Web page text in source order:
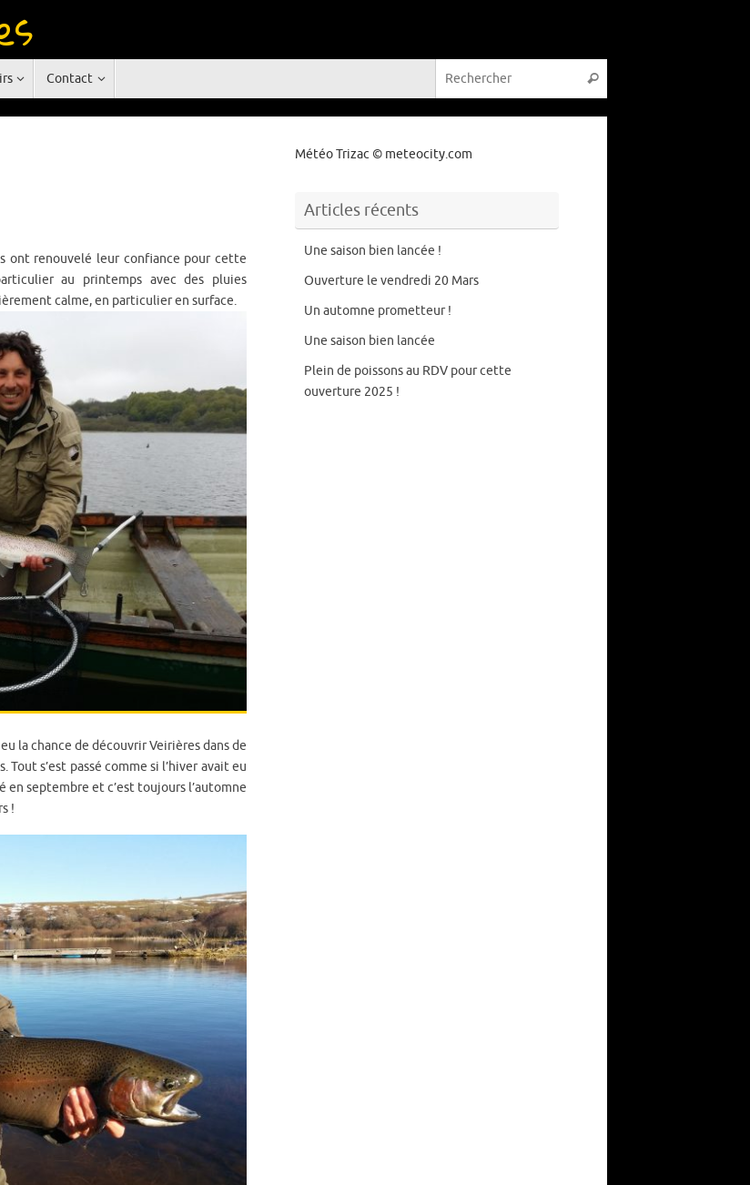
Contact Rechercher
ont renouvelé leur confiance pour cette
au printemps avec des pluies
calme, en particulier en surface.
la chance de découvrir Veirières dans de
s’est passé comme si l’hiver avait eu
en septembre et c’est toujours l’automne
!
Météo Trizac © meteocity.com
Articles récents
Une saison bien lancée !
Ouverture le vendredi 20 Mars
Un automne prometteur !
Une saison bien lancée
Plein de poissons au RDV pour cette
ouverture 2025 !